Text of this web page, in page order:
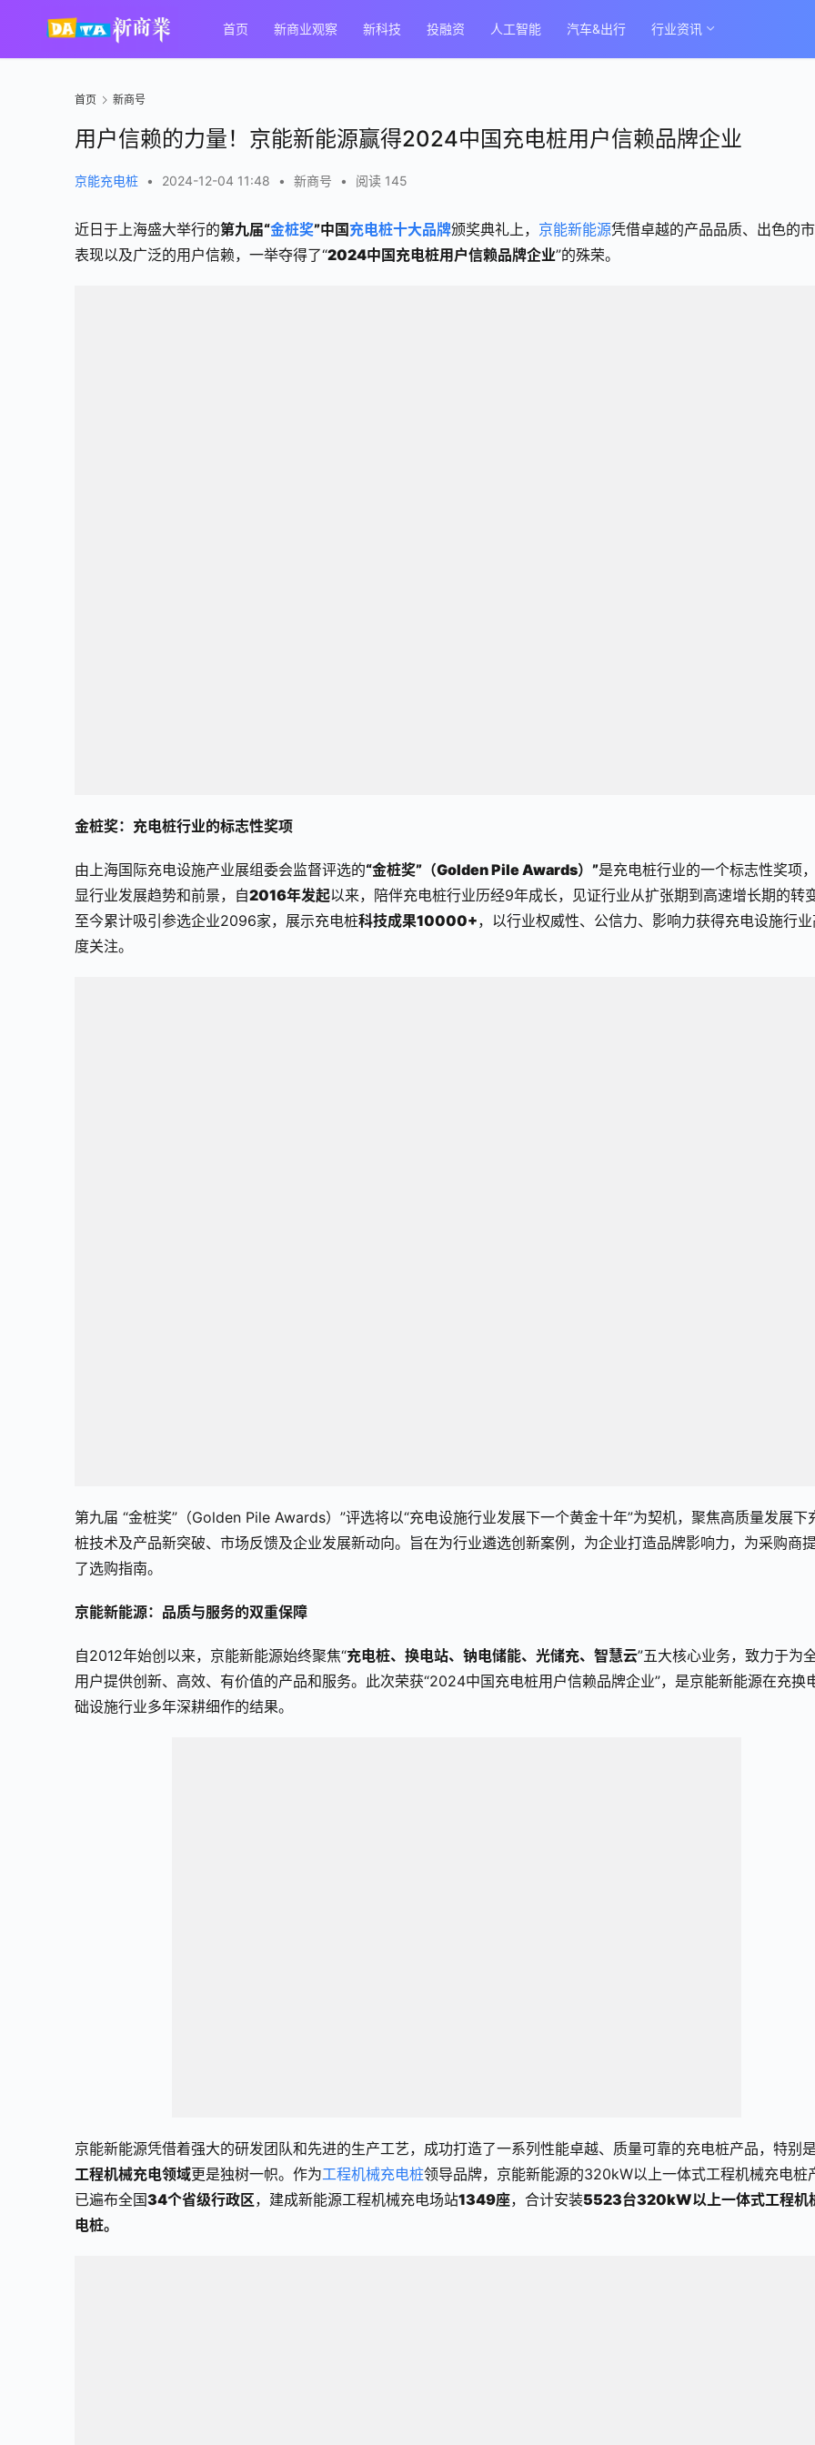
首页 新商业观察 新科技 投融资 人工智能 汽车&出行 行业资讯
首页 新商号
用户信赖的力量！京能新能源赢得2024中国充电桩用户信赖品牌企业
京能充电桩 • 2024-12-04 11:48 • 新商号 • 阅读 145
近日于上海盛大举行的第九届“金桩奖”中国 充电桩十大品牌颁奖典礼上， 京能新能源凭借卓越的产品品质、出色的
表现以及广泛的用户信赖，一举夺得了“2024中国充电桩用户信赖品牌企业”的殊荣。
金桩奖：充电桩行业的标志性奖项
由上海国际充电设施产业展组委会监督评选的“金桩奖”（Golden Pile Awards）”是充电桩行业的一个标志性奖项
显行业发展趋势和前景，自2016年发起以来，陪伴充电桩行业历经9年成长，见证行业从扩张期到高速增长期的转变
至今累计吸引参选企业2096家，展示充电桩科技成果10000+，以行业权威性、公信力、影响力获得充电设施行业
度关注。
第九届 “金桩奖”（Golden Pile Awards）”评选将以“充电设施行业发展下一个黄金十年”为契机，聚焦高质量发展下
桩技术及产品新突破、市场反馈及企业发展新动向。旨在为行业遴选创新案例，为企业打造品牌影响力，为采购商
了选购指南。
京能新能源：品质与服务的双重保障
自2012年始创以来，京能新能源始终聚焦“充电桩、换电站、钠电储能、光储充、智慧云”五大核心业务，致力于为
用户提供创新、高效、有价值的产品和服务。此次荣获“2024中国充电桩用户信赖品牌企业”，是京能新能源在充换
础设施行业多年深耕细作的结果。
京能新能源凭借着强大的研发团队和先进的生产工艺，成功打造了一系列性能卓越、质量可靠的充电桩产品，特别
工程机械充电领域更是独树一帜。作为工程机械充电桩领导品牌，京能新能源的320kW以上一体式工程机械充电桩
已遍布全国34个省级行政区，建成新能源工程机械充电场站1349座，合计安装5523台320kW以上一体式工程机
电桩。